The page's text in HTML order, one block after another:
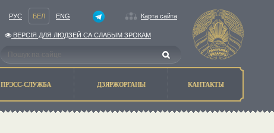
РУС БЕЛ ENG Карта сайта
ВЕРСIЯ ДЛЯ ЛЮДЗЕЙ СА СЛАБЫМ ЗРОКАМ
ПРЭСС-СЛУЖБА ДЗЯРЖОРГАНЫ КАНТАКТЫ